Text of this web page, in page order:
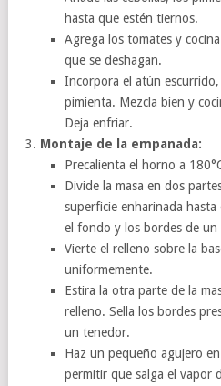
hasta que estén tiernos.
Agrega los tomates y
que se deshagan.
Incorpora el atún
pimienta. Mezcla bien y
Deja enfriar.
Montaje de la empanada:
Precalienta el horno a
Divide la masa en dos
superficie enharinada
el fondo y los bordes de un
Vierte el relleno sobre la
uniformemente.
Estira la otra parte de la
relleno. Sella los bordes
un tenedor.
Haz un pequeño agujero
permitir que salga el vapor